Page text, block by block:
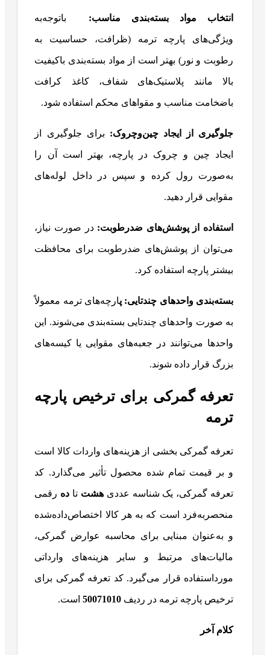
انتخاب مواد بسته‌بندی مناسب: باتوجه‌به
ویژگی‌های پارچه ترمه (ظرافت، حساسیت به
رطوبت و نور) بهتر است از مواد بسته‌بندی باکیفیت
بالا مانند پلاستیک‌های شفاف، کاغذ کرافت
باضخامت مناسب و مقواهای محکم استفاده شود.
جلوگیری از ایجاد چین‌وچروک: برای جلوگیری از
ایجاد چین و چروک در پارچه، بهتر است آن را
به‌صورت رول کرده و سپس در داخل لوله‌های
مقوایی قرار دهید.
استفاده از پوشش‌های ضدرطوبت: در صورت نیاز،
می‌توان از پوشش‌های ضدرطوبت برای محافظت
بیشتر پارچه استفاده کرد.
بسته‌بندی واحدهای چندتایی: پارچه‌های ترمه معمولاً
به صورت واحدهای چندتایی بسته‌بندی می‌شوند. این
واحدها می‌توانند در جعبه‌های مقوایی یا کیسه‌های
بزرگ قرار داده شوند.
تعرفه گمرکی برای ترخیص پارچه
ترمه
تعرفه گمرکی بخشی از هزینه‌های واردات کالا است
و بر قیمت تمام شده محصول تأثیر می‌گذارد. کد
تعرفه گمرکی، یک شناسه عددیهشت تا ده رقمی
منحصربه‌فرد است که به هر کالا اختصاص‌داده‌شده
و به‌عنوان مبنایی برای محاسبه عوارض گمرکی،
مالیات‌های مرتبط و سایر هزینه‌های وارداتی
مورداستفاده قرار می‌گیرد. کد تعرفه گمرکی برای
ترخیص پارچه ترمه در ردیف است.
کلام آخر